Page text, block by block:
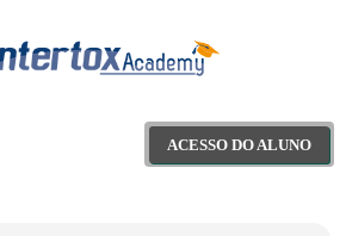
ACESSO DO ALUNO